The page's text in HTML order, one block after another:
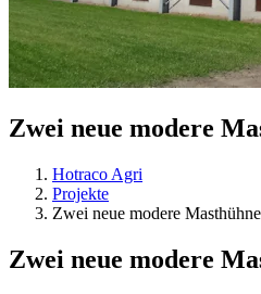
Zwei neue modere
Hotraco Agri
Projekte
Zwei neue modere
Zwei neue modere